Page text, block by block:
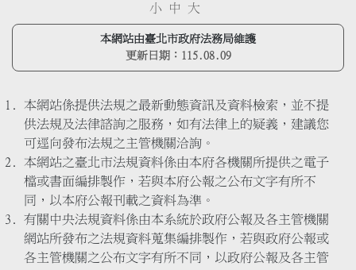
小 中 大
本網站由臺北市政府法務局維護
更新日期： 115.08.09
本網站係提供法規之最新動態資訊及資料檢索，並不提
供法規及法律諮詢之服務，如有法律上的疑義，建議您
可逕向發布法規之主管機關洽詢。
本網站之臺北市法規資料係由本府各機關所提供之電子
檔或書面編排製作，若與本府公報之公布文字有所不
同，以本府公報刊載之資料為準。
有關中央法規資料係由本系統於政府公報及各主管機關
網站所發布之法規資料蒐集編排製作，若與政府公報或
各主管機關之公布文字有所不同，以政府公報及各主管